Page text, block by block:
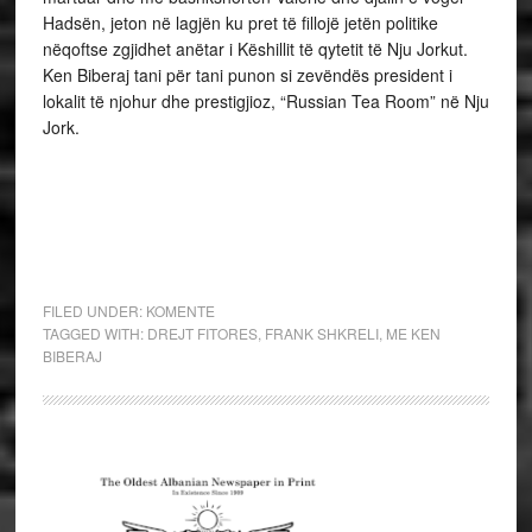
Hadsën, jeton në lagjën ku pret të fillojë jetën politike
nëqoftse zgjidhet anëtar i Këshillit të qytetit të Nju Jorkut.
Ken Biberaj tani për tani punon si zevëndës president i
lokalit të njohur dhe prestigjioz, “Russian Tea Room” në Nju
Jork.
FILED UNDER: KOMENTE
TAGGED WITH: DREJT FITORES, FRANK SHKRELI, ME KEN
BIBERAJ